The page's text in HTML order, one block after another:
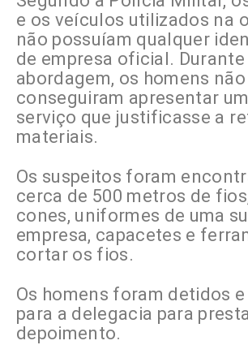
e os veículos utilizados na
não possuíam qualquer
de empresa oficial. Durante
abordagem, os homens não
conseguiram apresentar
serviço que justificasse a
materiais.
Os suspeitos foram
cerca de 500 metros de
cones, uniformes de uma
empresa, capacetes e
cortar os fios.
Os homens foram detidos
para a delegacia para
depoimento.